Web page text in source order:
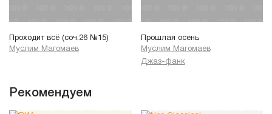
Проходит всё (соч.26 №15)
Муслим Магомаев
Прошлая осень
Муслим Магомаев
Джаз-фанк
Рекомендуем